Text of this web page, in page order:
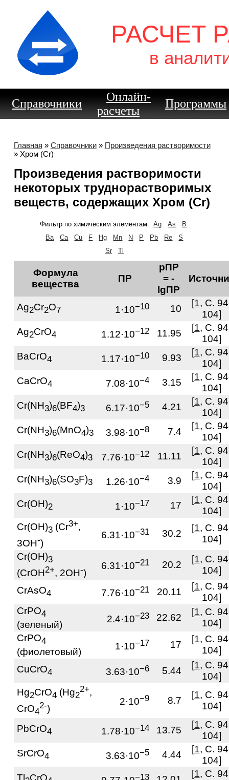
РАСЧЕТ
в
Справочники
Онлайн-
расчеты
Программы
Главная » Справочники» Произведения растворимости
» Хром (Cr)
Произведения растворимости
некоторых труднорастворимых
веществ, содержащих Хром (Cr)
Фильтр по химическим элементам: Ag As
B
Ba
Ca Cu F Hg Mn N P Pb Re
S
Sr
Tl
Формула
вещества
ПР
pПР
= -
lgПР
Ag2Cr2O7 1·10−10 10
[1, С.
104]
Ag2CrO4 1.12·10−12 11.95
[1, С.
104]
BaCrO4 1.17·10−10 9.93
[1, С.
104]
CaCrO4 7.08·10−4 3.15
[1, С.
104]
Cr(NH3)6(BF4)3 6.17·10−5 4.21
[1, С.
104]
Cr(NH3)6(MnO4)3 3.98·10−8 7.4
[1, С.
104]
Cr(NH3)6(ReO4)3 7.76·10−12 11.11
[1, С.
104]
Cr(NH3)6(SO3F)3 1.26·10−4 3.9
[1, С.
104]
Cr(OH)2 1·10−17 17
[1, С.
104]
Cr(OH)3 (Cr3+,
3OH-)
6.31·10−31 30.2
[1, С.
104]
Cr(OH)3
(CrOH2+, 2OH-)
6.31·10−21 20.2
[1, С.
104]
CrAsO4 7.76·10−21 20.11
[1, С.
104]
CrPO4
(зеленый)
2.4·10−23 22.62
[1, С.
104]
CrPO4
(фиолетовый)
1·10−17 17
[1, С.
104]
CuCrO4 3.63·10−6 5.44
[1, С.
104]
Hg2CrO4 (Hg2
2+,
CrO4
2-)
2·10−9 8.7
[1, С.
104]
PbCrO4 1.78·10−14 13.75
[1, С.
104]
SrCrO4 3.63·10−5 4.44
[1, С.
104]
−13 [1, С.